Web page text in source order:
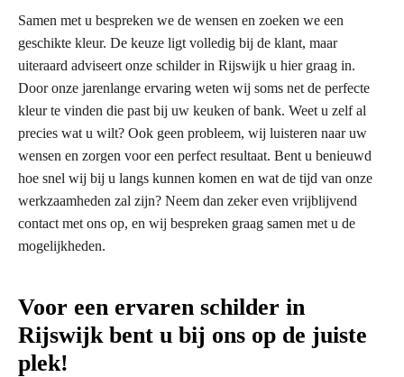
Samen met u bespreken we de wensen en zoeken we een
geschikte kleur. De keuze ligt volledig bij de klant, maar
uiteraard adviseert onze schilder in Rijswijk u hier graag in.
Door onze jarenlange ervaring weten wij soms net de perfecte
kleur te vinden die past bij uw keuken of bank. Weet u zelf al
precies wat u wilt? Ook geen probleem, wij luisteren naar uw
wensen en zorgen voor een perfect resultaat. Bent u benieuwd
hoe snel wij bij u langs kunnen komen en wat de tijd van onze
werkzaamheden zal zijn? Neem dan zeker even vrijblijvend
contact met ons op, en wij bespreken graag samen met u de
mogelijkheden.
Voor een ervaren schilder in
Rijswijk bent u bij ons op de juiste
plek!